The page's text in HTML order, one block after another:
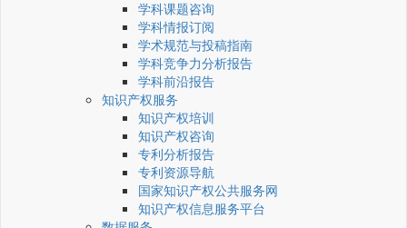
学科课题咨询
学科情报订阅
学术规范与投稿指南
学科竞争力分析报告
学科前沿报告
知识产权服务
知识产权培训
知识产权咨询
专利分析报告
专利资源导航
国家知识产权公共服务网
知识产权信息服务平台